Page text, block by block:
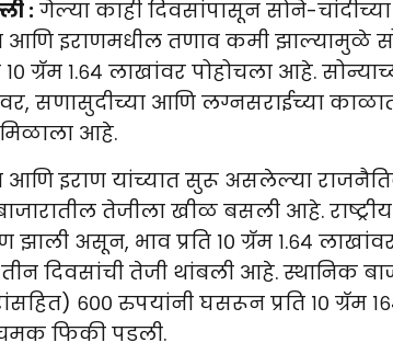
: गेल्या काही दिवसांपासून सोने-
आणि इराणमधील तणाव कमी झाल्यामुळे
१० ग्रॅम १.६४ लाखांवर पोहोचला आहे.
सणासुदीच्या आणि लग्नसराईच्या
आहे.
इराण यांच्यात सुरू असलेल्या
तेजीला खीळ बसली आहे. राष्ट्रीय
झाली असून, भाव प्रति १० ग्रॅम १.६४
दिवसांची तेजी थांबली आहे. स्थानिक
६०० रुपयांनी घसरून प्रति १० ग्रॅम
चमक फिकी पडली.